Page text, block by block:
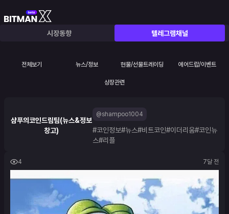
시장동향 텔레그램채널
전체보기 뉴스/정보 현물/선물트레이딩 에어드랍/이벤트
상장관련
4 7달 전
샴푸의코인드림팀(뉴스&정보
창고)
@shampoo1004
#코인정보#뉴스#비트코인#이더리움#코인뉴
스#리플